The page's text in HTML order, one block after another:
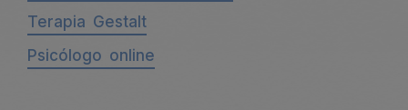
Terapia Gestalt
Psicólogo online